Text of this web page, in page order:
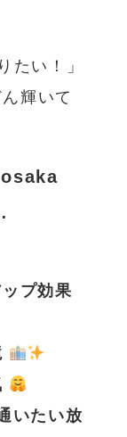
たい！」
輝いて
プ効果
いたい放